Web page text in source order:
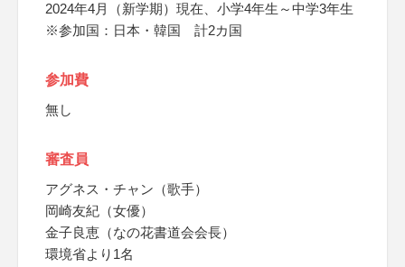
2024年4月（新学期）現在、小学4年生～中学3年生
※参加国：日本・韓国 計2カ国
参加費
無し
審査員
アグネス・チャン（歌手）
岡崎友紀（女優）
金子良恵（なの花書道会会長）
環境省より1名